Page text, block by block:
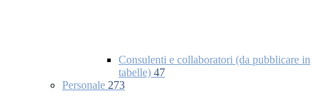
Consulenti e collaboratori (da pubblicare in
tabelle) 47
Personale 273